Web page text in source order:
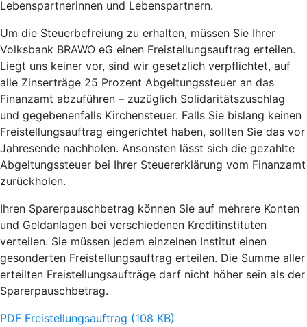
Lebenspartnerinnen und Lebenspartnern.
Um die Steuerbefreiung zu erhalten, müssen Sie Ihrer
Volksbank BRAWO eG einen Freistellungsauftrag erteilen.
Liegt uns keiner vor, sind wir gesetzlich verpflichtet, auf
alle Zinserträge 25 Prozent Abgeltungssteuer an das
Finanzamt abzuführen – zuzüglich Solidaritätszuschlag
und gegebenenfalls Kirchensteuer. Falls Sie bislang keinen
Freistellungsauftrag eingerichtet haben, sollten Sie das vor
Jahresende nachholen. Ansonsten lässt sich die gezahlte
Abgeltungssteuer bei Ihrer Steuererklärung vom Finanzamt
zurückholen.
Ihren Sparerpauschbetrag können Sie auf mehrere Konten
und Geldanlagen bei verschiedenen Kreditinstituten
verteilen. Sie müssen jedem einzelnen Institut einen
gesonderten Freistellungsauftrag erteilen. Die Summe aller
erteilten Freistellungsaufträge darf nicht höher sein als der
Sparerpauschbetrag.
PDF Freistellungsauftrag (108 KB)